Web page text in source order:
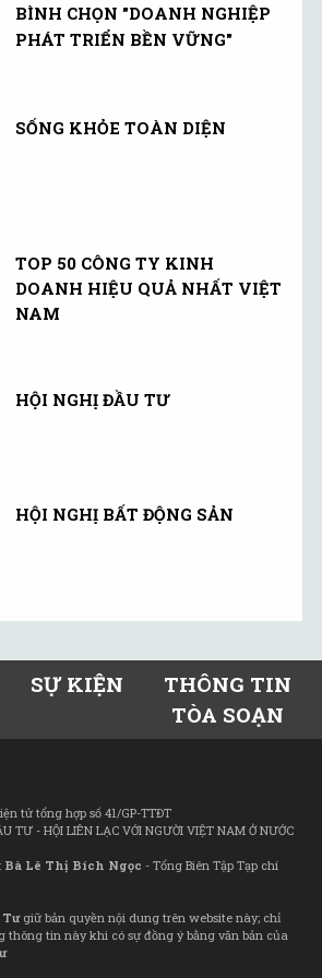
BÌNH CHỌN "DOANH NGHIỆP
PHÁT TRIỂN BỀN VỮNG"
SỐNG KHỎE TOÀN DIỆN
TOP 50 CÔNG TY KINH
DOANH HIỆU QUẢ NHẤT VIỆT
NAM
HỘI NGHỊ ĐẦU TƯ
HỘI NGHỊ BẤT ĐỘNG SẢN
SỰ KIỆN
THÔNG TIN
TÒA SOẠN
tử tổng hợp số 41/GP-TTĐT
TƯ - HỘI LIÊN LẠC VỚI NGƯỜI VIỆT NAM Ở NƯỚC
Bà Lê Thị Bích Ngọc - Tổng Biên Tập Tạp chí
giữ bản quyền nội dung trên website này; chỉ
thông tin này khi có sự đồng ý bằng văn bản của